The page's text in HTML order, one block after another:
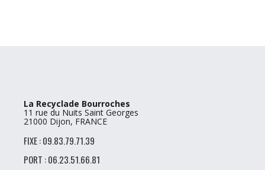
La Recyclade Bourroches
11 rue du Nuits Saint Georges
21000 Dijon, FRANCE
FIXE : 09.83.79.71.39
PORT : 06.23.51.66.81